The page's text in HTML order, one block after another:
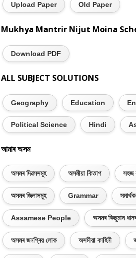
Upload Paper Old Paper
Mukhya Mantrir Nijut Moina
Download PDF
ALL SUBJECT SOLUTIONS
Geography Education
Political Science Hindi
আমাৰ অসম
অসমৰ দিৱসসমূহ অসমীয়া কিতাপ সহজ
অসমৰ জিলাসমূহ Grammar
Assamese People অসমৰ কিছুমান
অসমৰ জনপ্ৰিয় লোক অসমীয়া কাহিনী